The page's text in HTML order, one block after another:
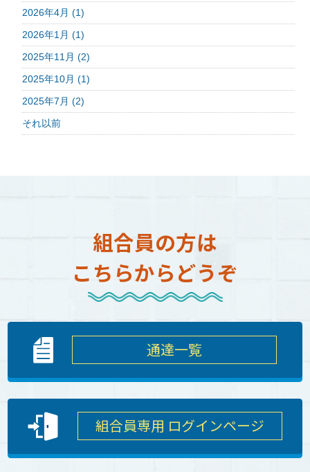
2026年4月 (1)
2026年1月 (1)
2025年11月 (2)
2025年10月 (1)
2025年7月 (2)
それ以前
組合員の方は
こちらからどうぞ
通達一覧
組合員専用 ログインページ